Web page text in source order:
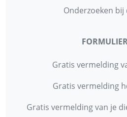
Onderzoeken bij
Gratis vermelding
Gratis vermelding
Gratis vermelding van je